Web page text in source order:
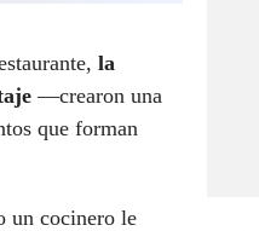
la
—crearon una
que forman
un cocinero le